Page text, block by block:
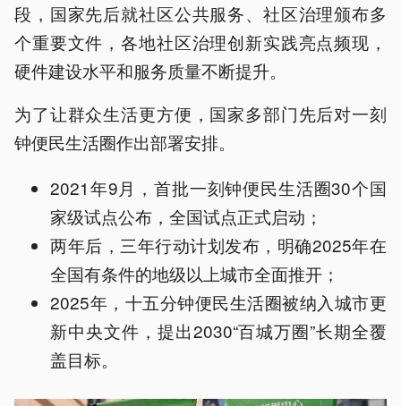
段，国家先后就社区公共服务、社区治理颁布多
个重要文件，各地社区治理创新实践亮点频现，
硬件建设水平和服务质量不断提升。
为了让群众生活更方便，国家多部门先后对一刻
钟便民生活圈作出部署安排。
2021年9月，首批一刻钟便民生活圈30个国
家级试点公布，全国试点正式启动；
两年后，三年行动计划发布，明确2025年在
全国有条件的地级以上城市全面推开；
2025年，十五分钟便民生活圈被纳入城市更
新中央文件，提出2030“百城万圈”长期全覆
盖目标。